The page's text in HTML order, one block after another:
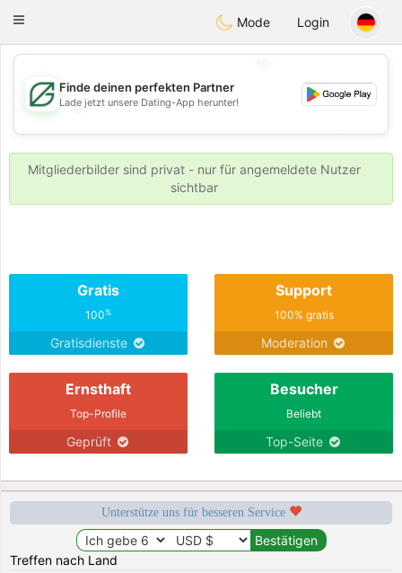
Dating
Toggle
Mode Login
💖
💕
💕
Finde deinen perfekten Partner
Lade jetzt unsere Dating-App herunter!
Mitgliederbilder sind privat - nur für angemeldete Nutzer
sichtbar
Gratis
100%
Gratisdienste
Support
100% gratis
Moderation
Ernsthaft
Top-Profile
Geprüft
Besucher
Beliebt
Top-Seite
Unterstütze uns für besseren Service
Treffen nach Land